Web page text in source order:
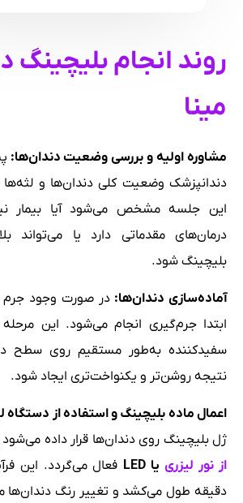
روند انجام بلیچینگ
مینا
مشاوره اولیه و بررسی وضعیت دندان‌ها:
دندانپزشک وضعیت کلی دندان‌ها و لثه‌ها
این جلسه مشخص می‌شود آیا بیمار
درمان‌های مقدماتی دارد یا می‌تواند
بلیچینگ شود.
آماده‌سازی دندان‌ها: در صورت وجود جرم
ابتدا جرم‌گیری انجام می‌شود. این
سفیدکننده به‌طور مستقیم روی سطح
نتیجه روشن‌تر و یکنواخت‌تری ایجاد شود.
اعمال ماده بلیچینگ و استفاده از
ژل بلیچینگ روی دندان‌ها قرار داده
از نور لیزرییا
دقیقه طول می‌کشد و تغییر رنگ دندان‌ها